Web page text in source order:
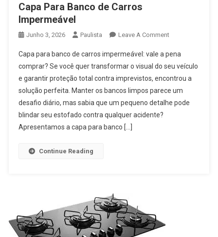
Capa Para Banco de Carros
Impermeável
Junho 3, 2026 Paulista Leave A CommentOn
Para
Banco
De
Carros
Impermeável
Capa para banco de carros impermeável: vale a pena
comprar? Se você quer transformar o visual do seu veículo
e garantir proteção total contra imprevistos, encontrou a
solução perfeita. Manter os bancos limpos parece um
desafio diário, mas sabia que um pequeno detalhe pode
blindar seu estofado contra qualquer acidente?
Apresentamos a capa para banco […]
Continue Reading